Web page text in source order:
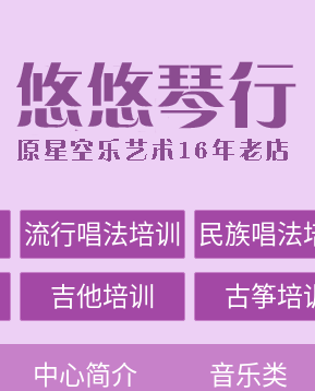
流行唱法培训 民族唱法
吉他培训 古筝培
中心简介 音乐类